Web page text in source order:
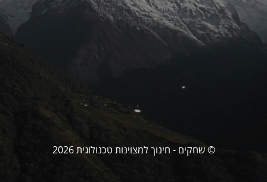
© שחקים - חינוך למצוינות טכנולוגית 2026